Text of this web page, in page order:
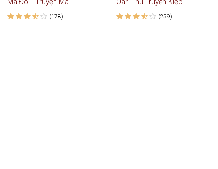
Ma Đói - Truyện Ma
(178)
Oán Thù Truyền Kiếp
(259)